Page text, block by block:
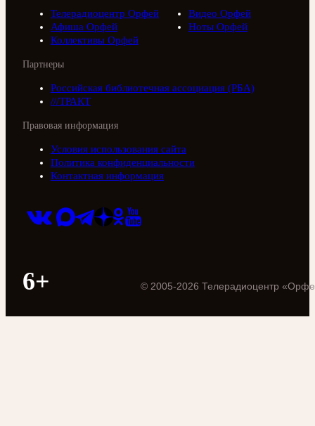
Телерадиоцентр Орфей
Видео Орфей
Афиша Орфей
Ноты Орфей
Коллективы Орфей
Партнеры
Российская библиотечная ассоциация (РБА)
///ТРАКТ
Правовая информация
Условия использования сайта
Политика конфиденциальности
Контактная информация
6+ © 2005-2026 Телерадиоцентр